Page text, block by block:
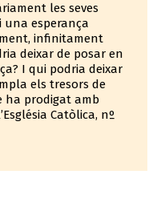
les seves
esperança
infinitament
deixar de posar en
I qui podria deixar
els tresors de
ha prodigat amb
Catòlica, nº